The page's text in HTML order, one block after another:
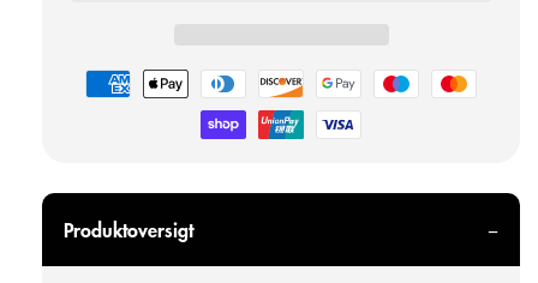
Betalingsmetoder
Produktoversigt